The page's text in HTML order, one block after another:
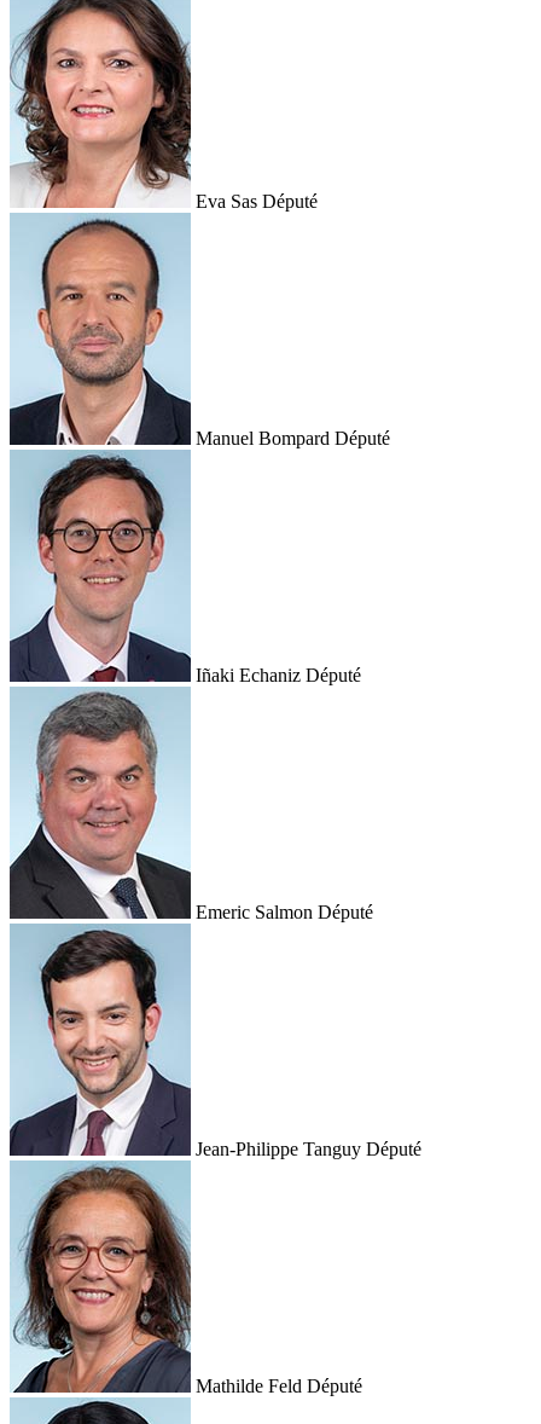
Eva Sas Député
Manuel Bompard Député
Iñaki Echaniz Député
Emeric Salmon Député
Jean-Philippe Tanguy Député
Mathilde Feld Député